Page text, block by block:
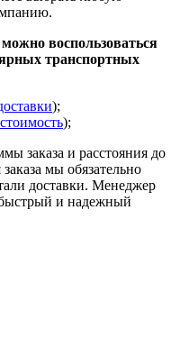
воспользоваться
транспортных
);
);
заказа и расстояния до
мы обязательно
доставки. Менеджер
и надежный